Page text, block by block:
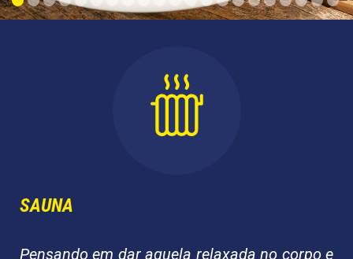
SAUNA
Pensando em dar aquela relaxada no corpo e